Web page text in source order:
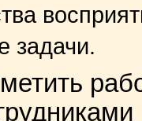
задачи.